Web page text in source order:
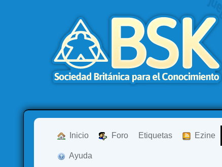
Inicio Foro Etiquetas Ezine
Ayuda